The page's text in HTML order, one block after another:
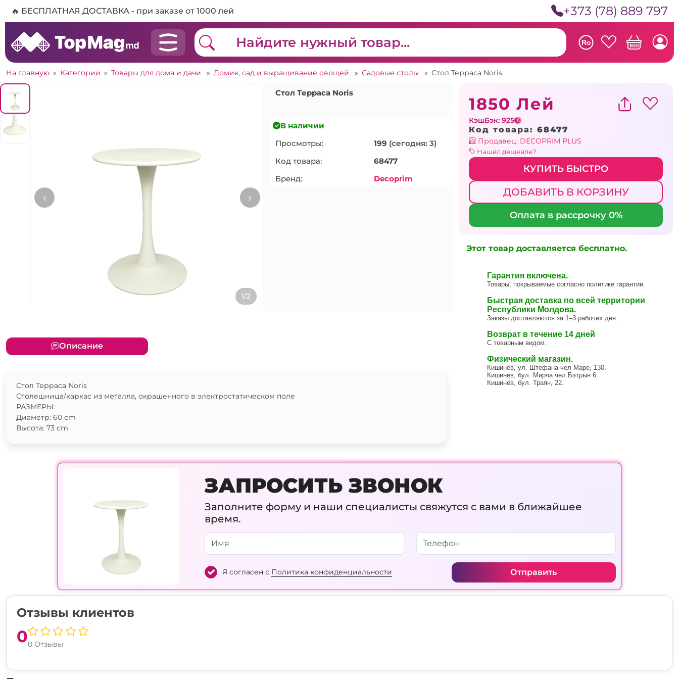
🔥 БЕСПЛАТНАЯ ДОСТАВКА - при заказе от 1000 лей +373 (78) 889 797
Ro
На главную » Категории » Товары для дома и дачи » Домик, сад и выращивание овощей » Садовые столы » Стол Терраса Noris
1/2
‹ ›
Стол Терраса Noris
В наличии
Просмотры:
199 (сегодня: 3)
Код товара:
68477
Бренд:
Decoprim
Описание
Стол Терраса Noris
Столешница/каркас из металла, окрашенного в электростатическом поле
РАЗМЕРЫ:
Диаметр: 60 cm
Высота: 73 cm
1850 Лей
КэшБэк: 925
Код товара: 68477
Продавец: DECOPRIM PLUS
Нашёл дешевле?
КУПИТЬ БЫСТРО
ДОБАВИТЬ В КОРЗИНУ
Оплата в рассрочку 0%
Этот товар доставляется бесплатно.
Гарантия включена.
Товары, покрываемые согласно политике гарантии.
Быстрая доставка по всей территории
Республики Молдова.
Заказы доставляются за 1–3 рабочих дня.
Возврат в течение 14 дней
С товарным видом.
Физический магазин.
Кишинёв, ул. Штефана чел Маре, 130.
Кишинев, бул. Мирча чел Бэтрын 6.
Кишинёв, бул. Траян, 22.
ЗАПРОСИТЬ ЗВОНОК
Заполните форму и наши специалисты свяжутся с вами в ближайшее
время.
Я согласен с Политика конфиденциальности Отправить
Отзывы клиентов
00 Отзывы